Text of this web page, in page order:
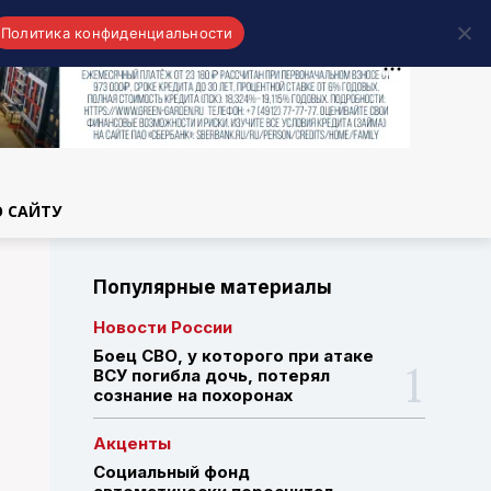
САЙТУ
Популярные материалы
Новости России
Боец СВО, у которого при атаке
ВСУ погибла дочь, потерял
сознание на похоронах
Акценты
Социальный фонд
Политика конфиденциальности